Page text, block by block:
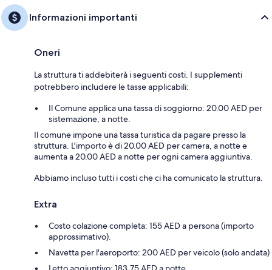
Informazioni importanti
Oneri
La struttura ti addebiterà i seguenti costi. I supplementi
potrebbero includere le tasse applicabili:
Il Comune applica una tassa di soggiorno: 20.00 AED per
sistemazione, a notte.
Il comune impone una tassa turistica da pagare presso la
struttura. L'importo è di 20.00 AED per camera, a notte e
aumenta a 20.00 AED a notte per ogni camera aggiuntiva.
Abbiamo incluso tutti i costi che ci ha comunicato la struttura.
Extra
Costo colazione completa: 155 AED a persona (importo
approssimativo).
Navetta per l'aeroporto: 200 AED per veicolo (solo andata)